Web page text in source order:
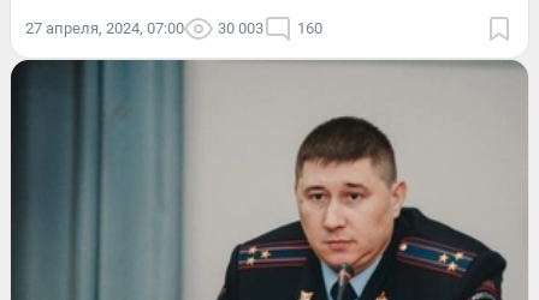
27 апреля, 2024, 07:00 30 003 160